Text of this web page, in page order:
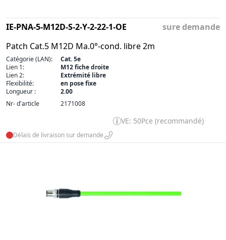
IE-PNA-5-M12D-S-2-Y-2-22-1-OE
Patch Cat.5 M12D Ma.0°-cond. libre 2m
sure demande
Catégorie (LAN):
Cat. 5e
Lien 1:
M12 fiche droite
Lien 2:
Extrémité libre
Flexibilité:
en pose fixe
Longueur :
2.00
Nr- d'article
2171008
VE: 50Pce (recommandé)
Délais de livraison sur demande